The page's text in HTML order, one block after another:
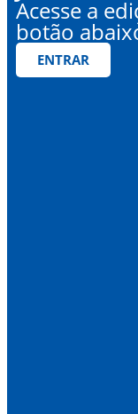
Acesse a
botão
ENTRAR